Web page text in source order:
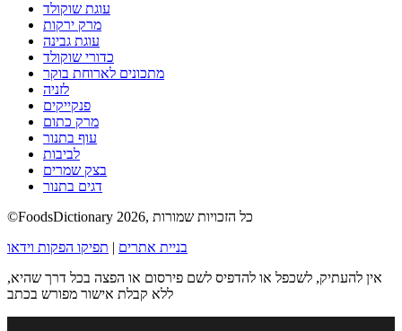
עוגת שוקולד
מרק ירקות
עוגת גבינה
כדורי שוקולד
מתכונים לארוחת בוקר
לזניה
פנקייקים
מרק כתום
עוף בתנור
לביבות
בצק שמרים
דגים בתנור
©FoodsDictionary 2026, כל הזכויות שמורות
בניית אתרים
תפיקו הפקות וידאו
אין להעתיק, לשכפל או להדפיס לשם פירסום או הפצה בכל דרך שהיא,
ללא קבלת אישור מפורש בכתב